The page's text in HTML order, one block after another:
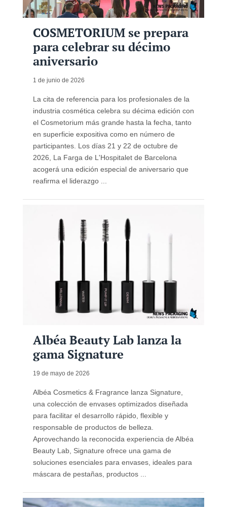
COSMETORIUM se prepara
para celebrar su décimo
aniversario
1 de junio de 2026
La cita de referencia para los profesionales de la
industria cosmética celebra su décima edición con
el Cosmetorium más grande hasta la fecha, tanto
en superficie expositiva como en número de
participantes. Los días 21 y 22 de octubre de
2026, La Farga de L'Hospitalet de Barcelona
acogerá una edición especial de aniversario que
reafirma el liderazgo ...
Albéa Beauty Lab lanza la
gama Signature
19 de mayo de 2026
Albéa Cosmetics & Fragrance lanza Signature,
una colección de envases optimizados diseñada
para facilitar el desarrollo rápido, flexible y
responsable de productos de belleza.
Aprovechando la reconocida experiencia de Albéa
Beauty Lab, Signature ofrece una gama de
soluciones esenciales para envases, ideales para
máscara de pestañas, productos ...